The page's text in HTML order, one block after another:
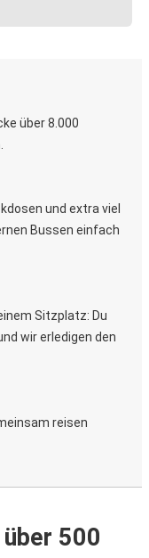
über 8.000
und extra viel
Bussen einfach
Sitzplatz: Du
wir erledigen den
reisen
500